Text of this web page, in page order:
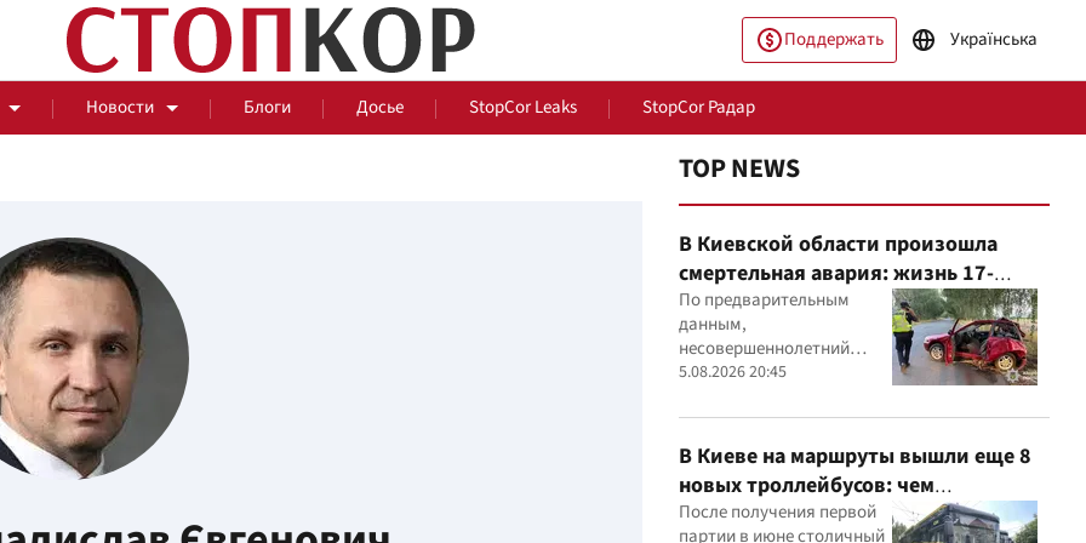
Поддержать Українська
Новости Блоги Досье StopCor Leaks StopCor Радар
За оградой
События
TOP NEWS
В Киевской области произошла
смертельная авария: жизнь 17-
летнего водителя спасти не удалось
По предварительным
данным,
несовершеннолетний
водитель Mitsubishi не
после чего автомобиль
врезался в дерево
5.08.2026 20:45
В Киеве на маршруты вышли еще 8
новых троллейбусов: чем
оборудовали транспорт
После получения первой
партии в июне столичный